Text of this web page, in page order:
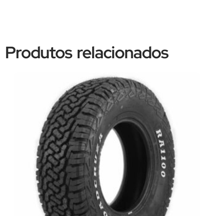
Produtos relacionados